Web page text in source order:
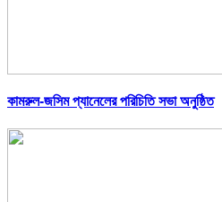
কামরুল-জসিম প্যানেলের পরিচিতি সভা অনুষ্ঠিত